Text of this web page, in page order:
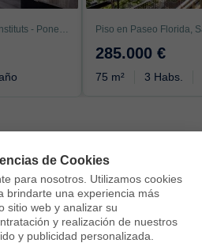
de Cookies
para nosotros. Utilizamos cookies
brindarte una experiencia más
sitio web y analizar su
y realización de nuestros
y publicidad personalizada.
285.000 €
75 m² 3 Habs.
del Vallès
provincia de Barcelona